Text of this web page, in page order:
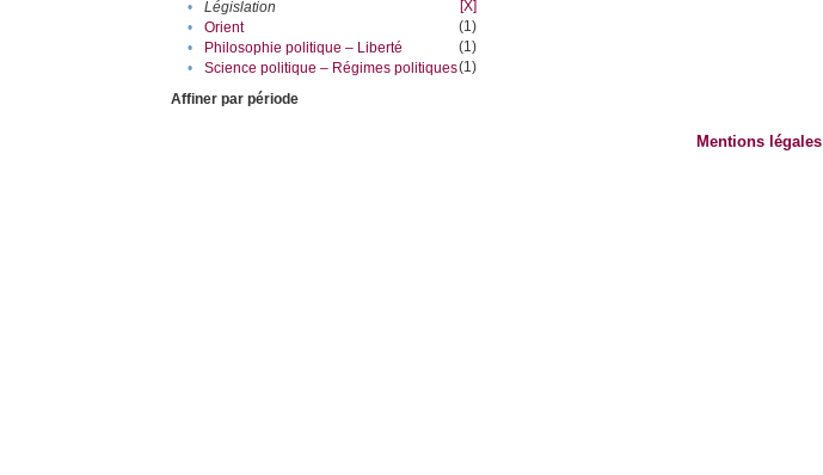
•
Législation
[X]
•
Orient
(1)
•
Philosophie politique – Liberté
(1)
•
Science politique – Régimes politiques(1)
Affiner par période
Mentions légales